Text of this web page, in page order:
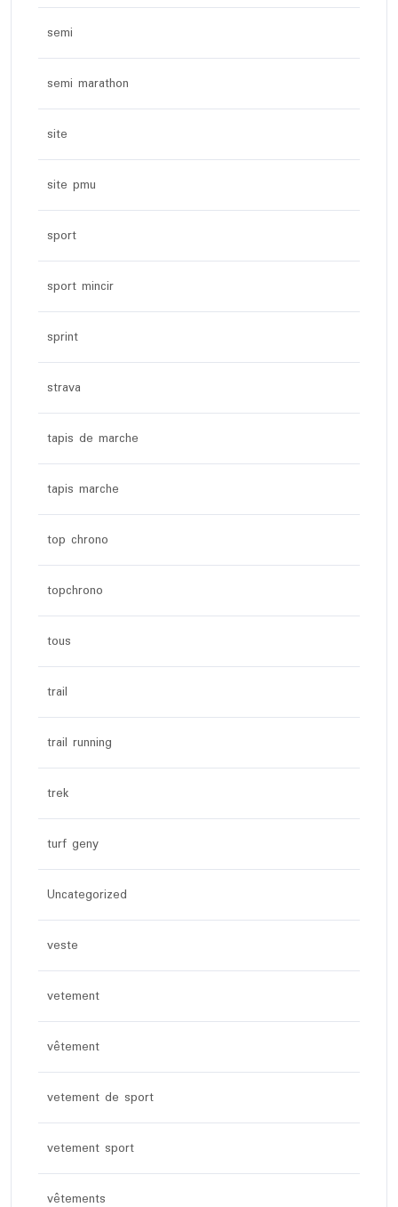
semi
semi marathon
site
site pmu
sport
sport mincir
sprint
strava
tapis de marche
tapis marche
top chrono
topchrono
tous
trail
trail running
trek
turf geny
Uncategorized
veste
vetement
vêtement
vetement de sport
vetement sport
vêtements